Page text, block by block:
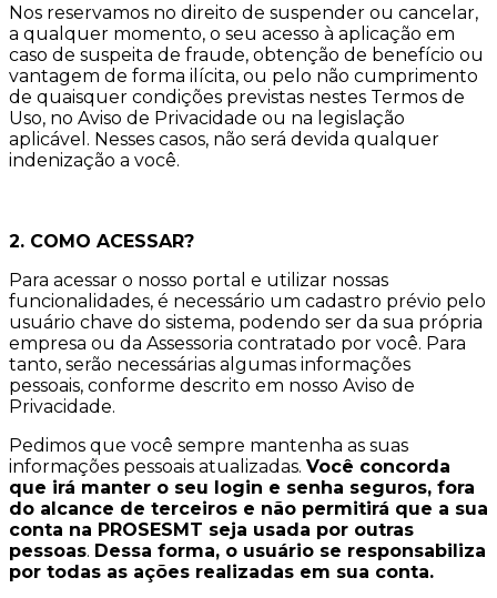
Nos reservamos no direito de suspender ou cancelar,
a qualquer momento, o seu acesso à aplicação em
caso de suspeita de fraude, obtenção de benefício ou
vantagem de forma ilícita, ou pelo não cumprimento
de quaisquer condições previstas nestes Termos de
Uso, no Aviso de Privacidade ou na legislação
aplicável. Nesses casos, não será devida qualquer
indenização a você.
2. COMO ACESSAR?
Para acessar o nosso portal e utilizar nossas
funcionalidades, é necessário um cadastro prévio pelo
usuário chave do sistema, podendo ser da sua própria
empresa ou da Assessoria contratado por você. Para
tanto, serão necessárias algumas informações
pessoais, conforme descrito em nosso Aviso de
Privacidade.
Pedimos que você sempre mantenha as suas
informações pessoais atualizadas. Você concorda
que irá manter o seu login e senha seguros, fora
do alcance de terceiros e não permitirá que a sua
conta na PROSESMT seja usada por outras
pessoas. Dessa forma, o usuário se responsabiliza
por todas as ações realizadas em sua conta.